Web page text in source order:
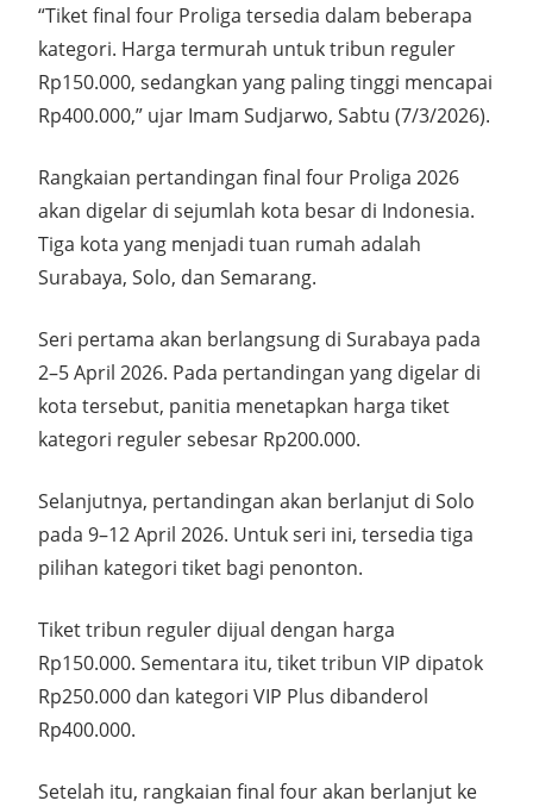
“Tiket final four Proliga tersedia dalam beberapa
kategori. Harga termurah untuk tribun reguler
Rp150.000, sedangkan yang paling tinggi mencapai
Rp400.000,” ujar Imam Sudjarwo, Sabtu (7/3/2026).
Rangkaian pertandingan final four Proliga 2026
akan digelar di sejumlah kota besar di Indonesia.
Tiga kota yang menjadi tuan rumah adalah
Surabaya, Solo, dan Semarang.
Seri pertama akan berlangsung di Surabaya pada
2–5 April 2026. Pada pertandingan yang digelar di
kota tersebut, panitia menetapkan harga tiket
kategori reguler sebesar Rp200.000.
Selanjutnya, pertandingan akan berlanjut di Solo
pada 9–12 April 2026. Untuk seri ini, tersedia tiga
pilihan kategori tiket bagi penonton.
Tiket tribun reguler dijual dengan harga
Rp150.000. Sementara itu, tiket tribun VIP dipatok
Rp250.000 dan kategori VIP Plus dibanderol
Rp400.000.
Setelah itu, rangkaian final four akan berlanjut ke